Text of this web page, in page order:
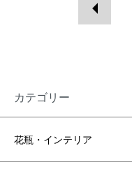
カテゴリー
花瓶・インテリア